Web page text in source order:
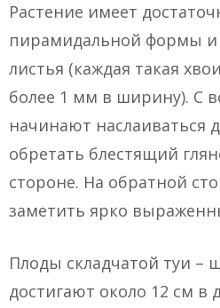
Растение имеет
пирамидальной формы и
листья (каждая такая
более 1 мм в ширину). С
начинают наслаиваться
обретать блестящий
стороне. На обратной
заметить ярко
Плоды складчатой туи –
достигают около 12 см в